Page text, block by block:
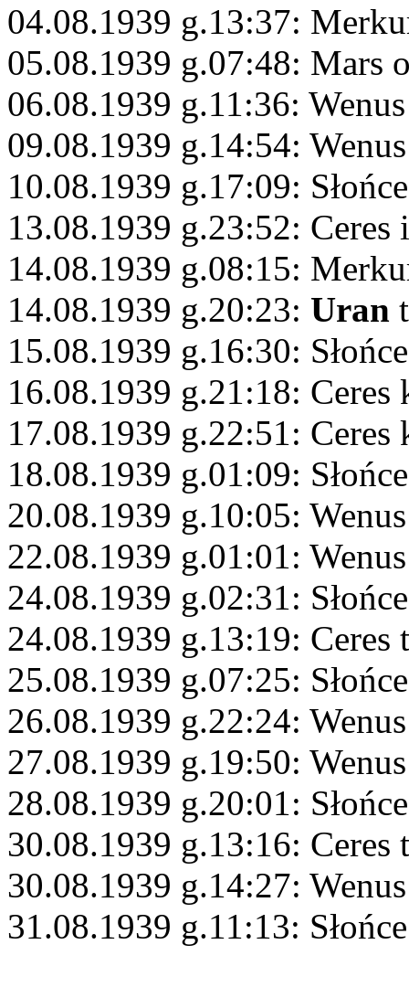
04.08.1939 g.13:37:
05.08.1939 g.07:48: Mars
06.08.1939 g.11:36:
09.08.1939 g.14:54:
10.08.1939 g.17:09:
13.08.1939 g.23:52: Ceres
14.08.1939 g.08:15:
14.08.1939 g.20:23: Uran
15.08.1939 g.16:30:
16.08.1939 g.21:18: Ceres
17.08.1939 g.22:51:
18.08.1939 g.01:09:
20.08.1939 g.10:05:
22.08.1939 g.01:01:
24.08.1939 g.02:31:
24.08.1939 g.13:19: Ceres
25.08.1939 g.07:25:
26.08.1939 g.22:24:
27.08.1939 g.19:50:
28.08.1939 g.20:01:
30.08.1939 g.13:16: Ceres
30.08.1939 g.14:27:
31.08.1939 g.11:13: